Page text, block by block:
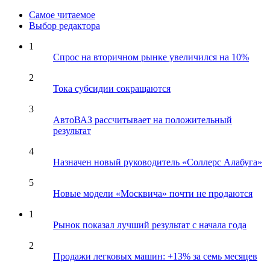
Самое читаемое
Выбор редактора
1
Спрос на вторичном рынке увеличился на 10%
2
Тока субсидии сокращаются
3
АвтоВАЗ рассчитывает на положительный
результат
4
Назначен новый руководитель «Соллерс Алабуга»
5
Новые модели «Москвича» почти не продаются
1
Рынок показал лучший результат с начала года
2
Продажи легковых машин: +13% за семь месяцев